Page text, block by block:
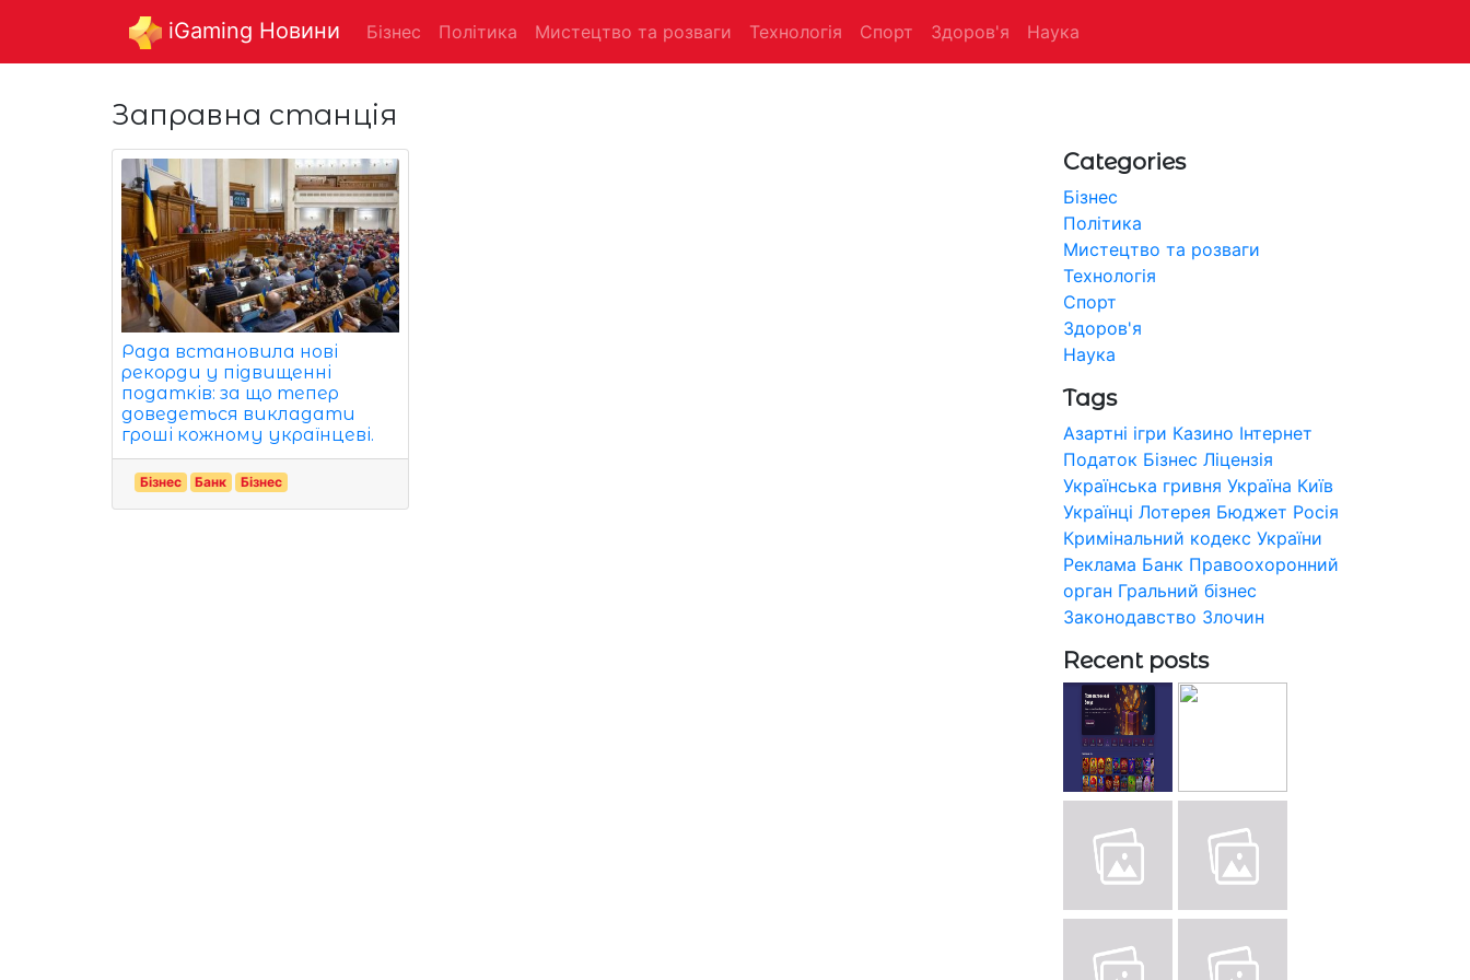
iGaming Новини Бізнес Політика Мистецтво та розваги Технологія Спорт Здоров'я Наука
Заправна станція
Рада встановила нові
рекорди у підвищенні
податків: за що тепер
доведеться викладати
гроші кожному українцеві.
Бізнес Банк Бізнес
Categories
Бізнес
Політика
Мистецтво та розваги
Технологія
Спорт
Здоров'я
Наука
Tags
Азартні ігри Казино Інтернет
Податок Бізнес Ліцензія
Українська гривня Україна Київ
Українці Лотерея Бюджет Росія
Кримінальний кодекс України
Реклама Банк Правоохоронний
орган Гральний бізнес
Законодавство Злочин
Recent posts